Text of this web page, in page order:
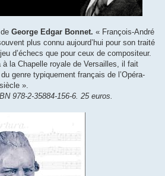
de George Edgar Bonnet. « François-André
plus connu aujourd’hui pour son traité
d’échecs que pour ceux de compositeur.
à la Chapelle royale de Versailles, il fait
genre typiquement français de l’Opéra-
».
978-2-35884-156-6. 25 euros.